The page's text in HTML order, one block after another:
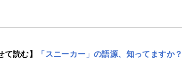
て読む】 「スニーカー」の語源、知ってますか？